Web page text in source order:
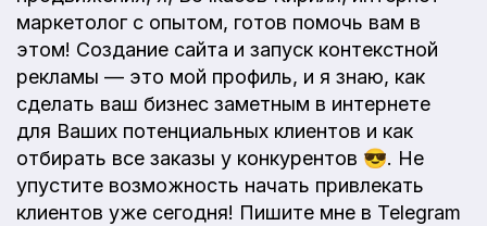
маркетолог с опытом, готов помочь вам в
этом! Создание сайта и запуск контекстной
рекламы — это мой профиль, и я знаю, как
сделать ваш бизнес заметным в интернете
для Ваших потенциальных клиентов и как
отбирать все заказы у конкурентов 😎. Не
упустите возможность начать привлекать
клиентов уже сегодня! Пишите мне в Telegram